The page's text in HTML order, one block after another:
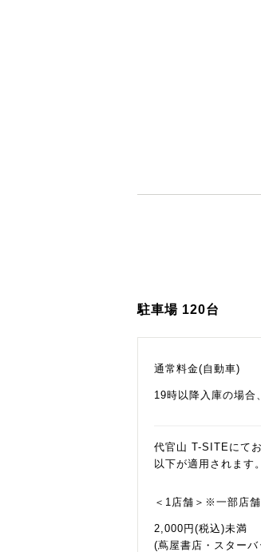
駐車場 120台
通常料金(自動車
19時以降入庫の場合
代官山 T-SITEにて
以下が適用されます。
＜1店舗＞※一部店舗
2,000円(税込)未
(蔦屋書店・スター